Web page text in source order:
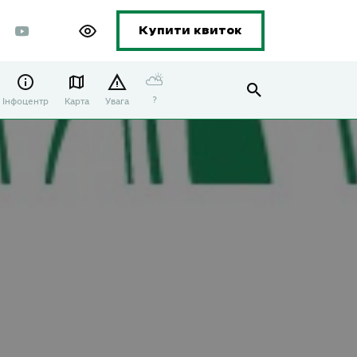
Купити квиток
Інфоцентр Карта Увага
⛅
?